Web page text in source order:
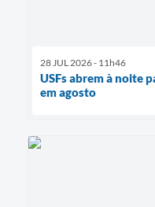
28 JUL 2026 - 11h46
USFs abrem à noite
em agosto